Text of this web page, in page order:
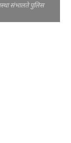
संभालते पुलिस